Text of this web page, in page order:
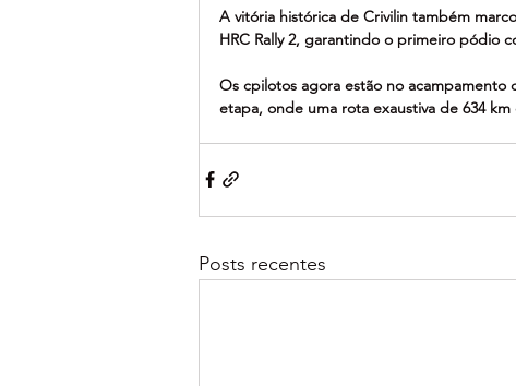
A vitória histórica de Crivilin também
HRC Rally 2, garantindo o primeiro pódio
Os cpilotos agora estão no
etapa, onde uma rota exaustiva de 634
Posts recentes